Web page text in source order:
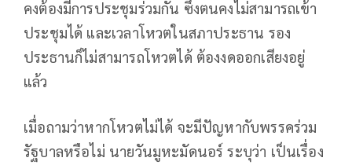
คงต้องมีการประชุมร่วมกัน ซึ่งตนคงไม่สามารถเข้า
ประชุมได้ และเวลาโหวตในสภาประธาน รอง
ประธานก็ไม่สามารถโหวตได้ ต้องงดออกเสียงอยู่
แล้ว
เมื่อถามว่าหากโหวตไม่ได้ จะมีปัญหากับพรรคร่วม
รัฐบาลหรือไม่ นายวันมูหะมัดนอร์ ระบุว่า เป็นเรื่อง